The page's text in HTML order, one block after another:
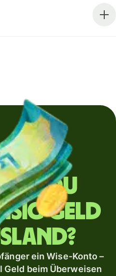
du
Geld
ein Wise-Konto –
Geld beim Überweisen